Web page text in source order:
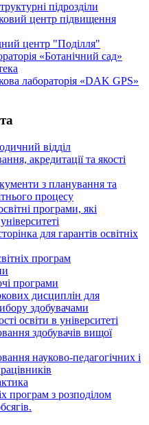
підрозділи
центр підвищення
центр "Поділля"
«Ботанічний сад»
лабораторія «DAK GPS»
відділ
акредитації та якості
з планування та
процесу
програми, які
для гарантів освітніх
програм
програми
дисциплін для
здобувачами
освіти в університеті
здобувачів вищої
науково-педагогічних і
програм з розподілoм